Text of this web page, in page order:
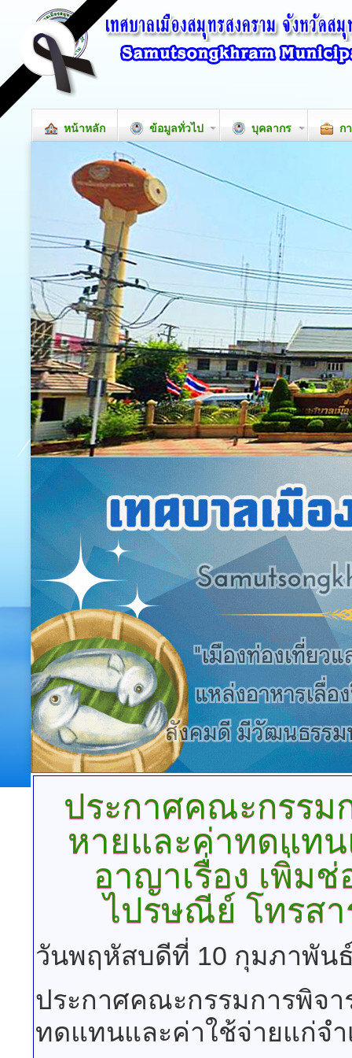
หน้าหลัก ข้อมูลทั่วไป บุคลากร ก
ประกาศคณะกรรม
หายและค่าทดแทน
อาญาเรื่อง เพิ่มช่
ไปรษณีย์ โทรสา
วันพฤหัสบดีที่ 10 กุมภาพันธ์
ประกาศคณะกรรมการพิจ
ทดแทนและค่าใช้จ่ายแก่จ